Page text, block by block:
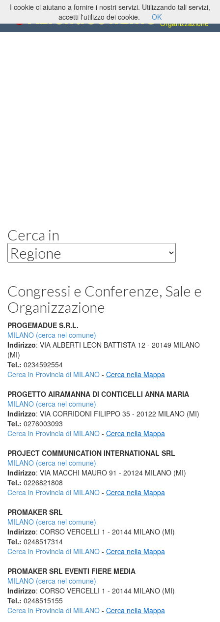
Congressi e
Conferenze, Sale e
Organizzazione
Cerca in
Congressi e Conferenze, Sale e
Organizzazione
PROGEMADUE S.R.L.
MILANO (cerca nel comune)
Indirizzo: VIA ALBERTI LEON BATTISTA 12 - 20149 MILANO
(MI)
Tel.: 0234592554
Cerca in Provincia di MILANO - Cerca nella Mappa
PROGETTO AIRAMANNA DI CONTICELLI ANNA MARIA
MILANO (cerca nel comune)
Indirizzo: VIA CORRIDONI FILIPPO 35 - 20122 MILANO (MI)
Tel.: 0276003093
Cerca in Provincia di MILANO - Cerca nella Mappa
PROJECT COMMUNICATION INTERNATIONAL SRL
MILANO (cerca nel comune)
Indirizzo: VIA MACCHI MAURO 91 - 20124 MILANO (MI)
Tel.: 0226821808
Cerca in Provincia di MILANO - Cerca nella Mappa
PROMAKER SRL
MILANO (cerca nel comune)
Indirizzo: CORSO VERCELLI 1 - 20144 MILANO (MI)
Tel.: 0248517314
Cerca in Provincia di MILANO - Cerca nella Mappa
PROMAKER SRL EVENTI FIERE MEDIA
MILANO (cerca nel comune)
Indirizzo: CORSO VERCELLI 1 - 20144 MILANO (MI)
Tel.: 0248515155
Cerca in Provincia di MILANO - Cerca nella Mappa
I cookie ci aiutano a fornire i nostri servizi. Utilizzando tali servizi,
accetti l'utilizzo dei cookie.
OK